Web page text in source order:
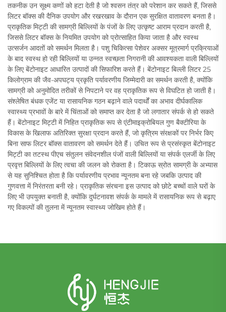
तकनीक उन सूक्ष्म कणों को हटा देती है जो श्वसन तंत्र को परेशान कर सकते हैं, जिससे
लिटर बॉक्स की दैनिक उपयोग और रखरखाव के दौरान एक सुरक्षित वातावरण बनता है।
प्राकृतिक मिट्टी की सामग्री बिल्लियों के पंजों के लिए उत्कृष्ट आराम प्रदान करती है,
जिससे लिटर बॉक्स के नियमित उपयोग को प्रोत्साहित किया जाता है और स्वस्थ
उत्सर्जन आदतों को समर्थन मिलता है। पशु चिकित्सा पेशेवर अक्सर मूत्रमार्ग प्रक्रियाओं
के बाद स्वस्थ हो रही बिल्लियों या उन्नत स्वच्छता निगरानी की आवश्यकता वाली बिल्लियों
के लिए बेंटोनाइट आधारित उत्पादों की सिफारिश करते हैं। बेंटोनाइट बिल्ली लिटर 25
किलोग्राम की जैव-अपघट्य प्रकृति पर्यावरणीय जिम्मेदारी का समर्थन करती है, क्योंकि
सामग्री को अनुमोदित तरीकों से निपटाने पर वह प्राकृतिक रूप से विघटित हो जाती है।
संश्लेषित बंधक एजेंट या रासायनिक गठन बढ़ाने वाले पदार्थों का अभाव दीर्घकालिक
स्वास्थ्य प्रभावों के बारे में चिंताओं को समाप्त कर देता है जो लगातार संपर्क से हो सकते
हैं। बेंटोनाइट मिट्टी में निहित प्राकृतिक रूप से एंटीमाइक्रोबियल गुण बैक्टीरिया के
विकास के खिलाफ अतिरिक्त सुरक्षा प्रदान करते हैं, जो कृत्रिम संरक्षकों पर निर्भर किए
बिना साफ लिटर बॉक्स वातावरण को समर्थन देते हैं। उचित रूप से प्रसंस्कृत बेंटोनाइट
मिट्टी का तटस्थ पीएच संतुलन संवेदनशील पंजों वाली बिल्लियों या संपर्क एलर्जी के लिए
प्रवृत्त बिल्लियों के लिए त्वचा की जलन को रोकता है। टिकाऊ स्रोत सामग्री के अभ्यास
से यह सुनिश्चित होता है कि पर्यावरणीय प्रभाव न्यूनतम बना रहे जबकि उत्पाद की
गुणवत्ता में निरंतरता बनी रहे। प्राकृतिक संरचना इस उत्पाद को छोटे बच्चों वाले घरों के
लिए भी उपयुक्त बनाती है, क्योंकि दुर्घटनावश संपर्क के मामले में रासायनिक रूप से बढ़ाए
गए विकल्पों की तुलना में न्यूनतम स्वास्थ्य जोखिम होते हैं।